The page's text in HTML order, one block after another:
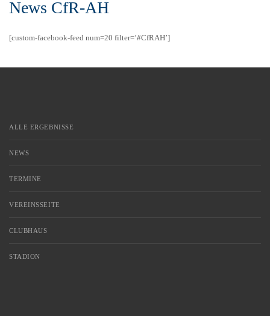
News CfR-AH
[custom-facebook-feed num=20 filter=’#CfRAH’]
ALLE ERGEBNISSE
NEWS
TERMINE
VEREINSSEITE
CLUBHAUS
STADION